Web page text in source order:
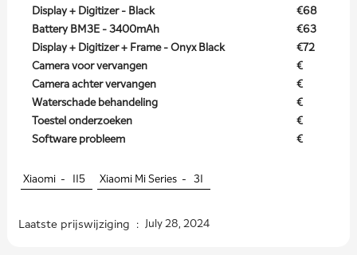
Display + Digitizer - Black
€68
Battery BM3E - 3400mAh
€63
Display + Digitizer + Frame - Onyx Black
€72
Camera voor vervangen
€
Camera achter vervangen
€
Waterschade behandeling
€
Toestel onderzoeken
€
Software probleem
€
Xiaomi - 115 Xiaomi Mi Series - 31
Laatste prijswijziging : July 28, 2024